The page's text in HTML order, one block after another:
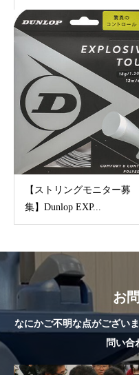
【ストリングモニター募
集】Dunlop EXP...
お
なにかご不明な点がござい
問い合